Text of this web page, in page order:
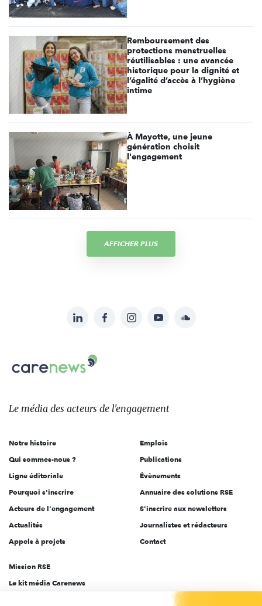
Remboursement des
protections menstruelles
réutilisables : une avancée
historique pour la dignité et
l’égalité d’accès à l’hygiène
intime
À Mayotte, une jeune
génération choisit
l'engagement
AFFICHER PLUS
sur:
LinkedInFacebookInstagramYouTubeSoundcloud
Le
des
l'engagement
Le média des acteurs de l'engagement
Notre histoire
Qui sommes-nous ?
Ligne éditoriale
Pourquoi s'inscrire
Acteurs de l'engagement
Actualités
Appels à projets
Emplois
Publications
Évènements
Annuaire des solutions RSE
S'inscrire aux newsletters
Journalistes et rédacteurs
Contact
Mission RSE
Le kit média Carenews